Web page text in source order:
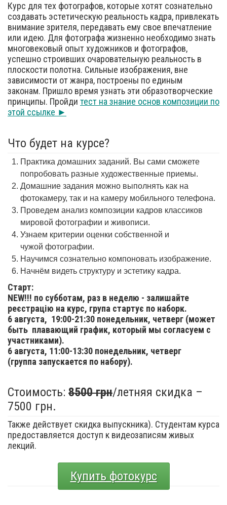
Курс для тех фотографов, которые хотят сознательно
создавать эстетическую реальность кадра, привлекать
внимание зрителя, передавать ему свое впечатление
или идею. Для фотографа жизненно необходимо знать
многовековый опыт художников и фотографов,
успешно строивших очаровательную реальность в
плоскости полотна. Сильные изображения, вне
зависимости от жанра, построены по единым
законам. Пришло время узнать эти образотворческие
принципы. Пройди тест на знание основ композиции по
этой ссылке ►
Что будет на курсе?
Практика домашних заданий. Вы сами сможете
попробовать разные художественные приемы.
Домашние задания можно выполнять как на
фотокамеру, так и на камеру мобильного телефона.
Проведем анализ композиции кадров классиков
мировой фотографии и живописи.
Узнаем критерии оценки собственной и
чужой фотографии.
Научимся сознательно компоновать изображение.
Начнём видеть структуру и эстетику кадра.
Старт:
NEW!!! по субботам, раз в неделю - залишайте
реєстрацію на курс, група стартує по наборк.
6 августа, 19:00-21:30 понедельник, четверг (может
быть плавающий график, который мы согласуем с
участниками).
6 августа, 11:00-13:30 понедельник, четверг
(группа запускается по набору).
Стоимость: 8500 грн/летняя скидка –
7500 грн.
Также действует скидка выпускника). Студентам курса
предоставляется доступ к видеозаписям живых
лекций.
Купить фотокурс